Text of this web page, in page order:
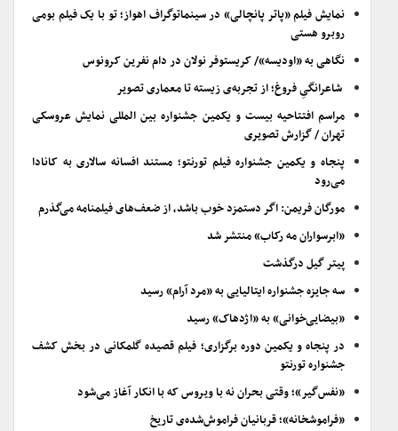
نمایش فیلم «پاتر پانچالی» در سینماتوگراف اهواز؛ تو با یک فیلم بومی
روبرو هستی
نگاهی به «اودیسه»/ کریستوفر نولان در دام نفرین کرونوس
شاعرانگیِ فروغ؛ از تجربه‌ی زیسته تا معماری تصویر
مراسم افتتاحیه بیست و یکمین جشنواره بین المللی نمایش عروسکی
تهران / گزارش تصویری
پنجاه و یکمین جشنواره فیلم تورنتو؛ مستند افسانه سالاری به کانادا
می‌رود
مورگان فریمن: اگر دستمزد خوب باشد، از ضعف‌های فیلمنامه می‌گذرم
«ابرسواران مه رکاب» منتشر شد
پیتر گیل درگذشت
سه جایزه جشنواره ایتالیایی به «مرد آرام» رسید
«بیضایی‌خوانی» به «اژدهاک» رسید
در پنجاه و یکمین دوره برگزاری؛ فیلم قصیده گلمکانی در بخش کشف
جشنواره تورنتو
«نفس‌گیر»؛ وقتی بحران نه با ویروس که با انکار آغاز می‌شود
«فراموشخانه»؛ قربانیان فراموش‌شده‌ی تاریخ